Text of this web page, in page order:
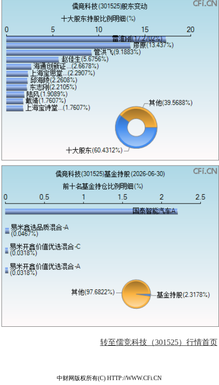
转至儒竞科技（301525）行情首页
中财网版权所有(C) HTTP://WWW.CFi.CN